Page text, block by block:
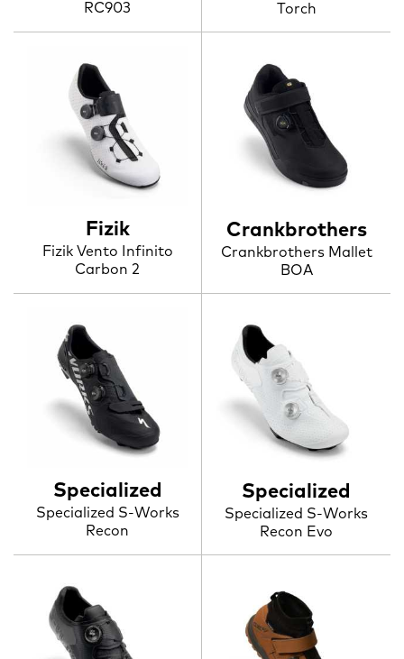
RC903
Torch
Fizik
Fizik Vento Infinito
Carbon 2
Crankbrothers
Crankbrothers Mallet
BOA
Specialized
Specialized S-Works
Recon
Specialized
Specialized S-Works
Recon Evo